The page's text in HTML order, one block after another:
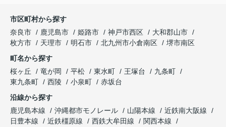
市区町村から探す
奈良市
鹿児島市 姫路市 神戸市西区
大和郡山市
枚方市
天理市 明石市 北九州市小倉南区
堺市南区
町名から探す
桜ヶ丘
竜が岡 平松 東水町 王塚台
九条町
東九条町
西陵 小泉町
赤坂台
沿線から探す
鹿児島本線
沖縄都市モノレール 山陽本線
近鉄南大阪線
日豊本線
近鉄橿原線 西鉄大牟田線
関西本線